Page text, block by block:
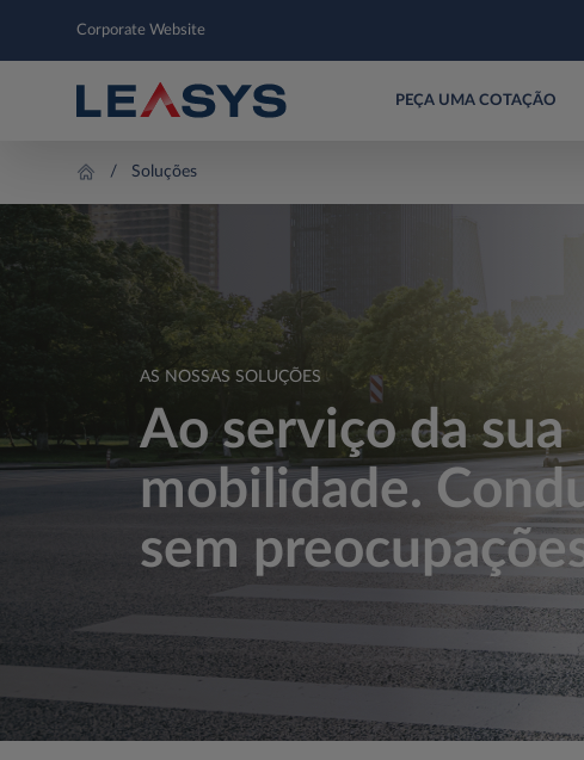
Corporate Website
PEÇA UMA COTAÇÃO
Soluções
AS NOSSAS SOLUÇÕES
Ao serviço da sua
mobilidade.
sem